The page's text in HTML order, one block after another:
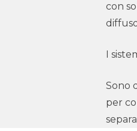
con
I
Sono
per